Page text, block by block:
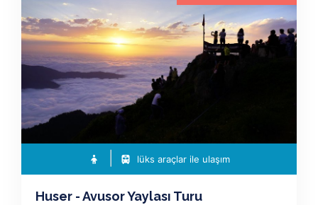
lüks araçlar ile ulaşım
Huser - Avusor Yaylası Turu